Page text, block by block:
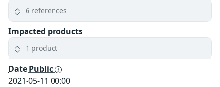
6 references
Impacted products
1 product
Date Public
2021-05-11 00:00